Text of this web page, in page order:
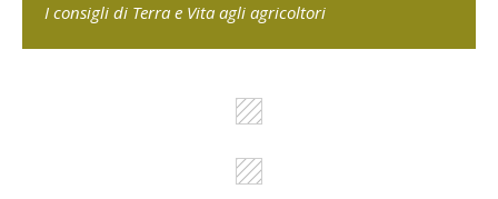
I consigli di Terra e Vita agli agricoltori